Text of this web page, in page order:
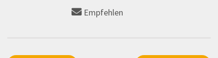
Empfehlen